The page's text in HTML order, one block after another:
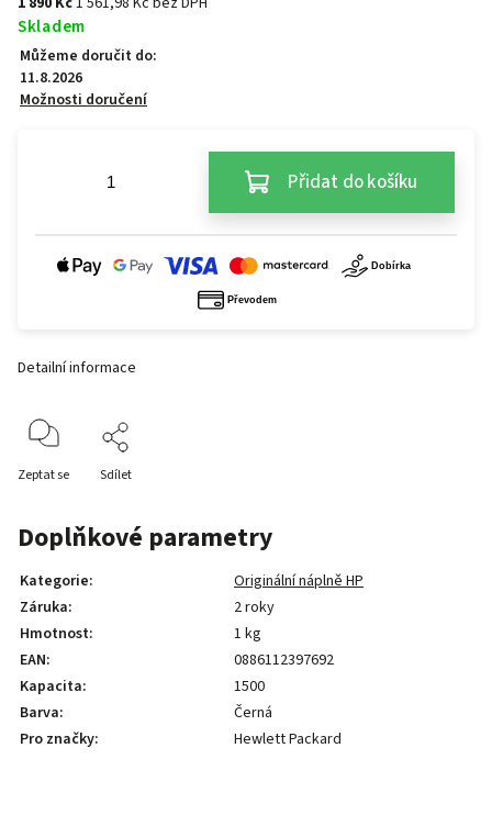
Skladem
Můžeme doručit do:
11.8.2026
Možnosti doručení
Přidat do košíku
Detailní informace
Zeptat se Sdílet
Doplňkové parametry
Kategorie:
Originální náplně HP
Záruka:
2 roky
Hmotnost:
1 kg
EAN:
0886112397692
Kapacita:
1500
Barva:
Černá
Pro značky: Hewlett Packard